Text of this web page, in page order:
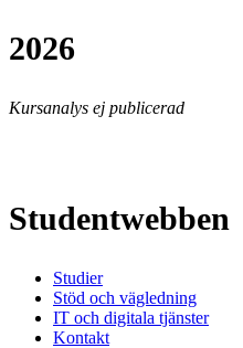
2026
Kursanalys ej publicerad
Studentwebben
Studier
Stöd och vägledning
IT och digitala tjänster
Kontakt